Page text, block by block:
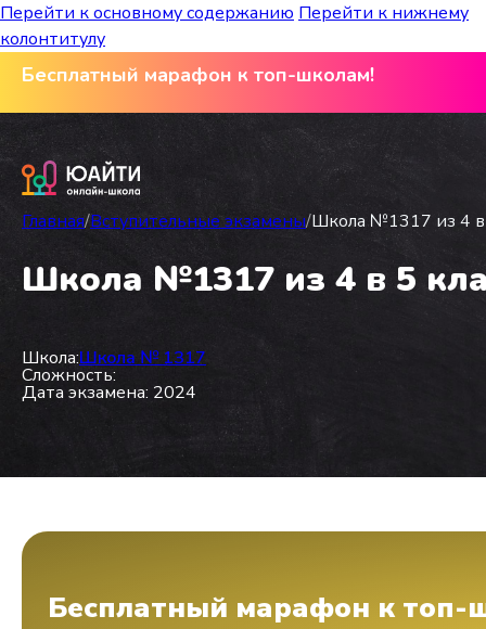
Перейти к основному содержанию Перейти к нижнему
колонтитулу
Бесплатный марафон к топ-школам!
Главная/Вступительные экзамены/Школа №1317 из 4 в
Школа №1317 из 4 в 5
Школа:Школа № 1317
Сложность:
Дата экзамена: 2024
Бесплатный марафон к топ-